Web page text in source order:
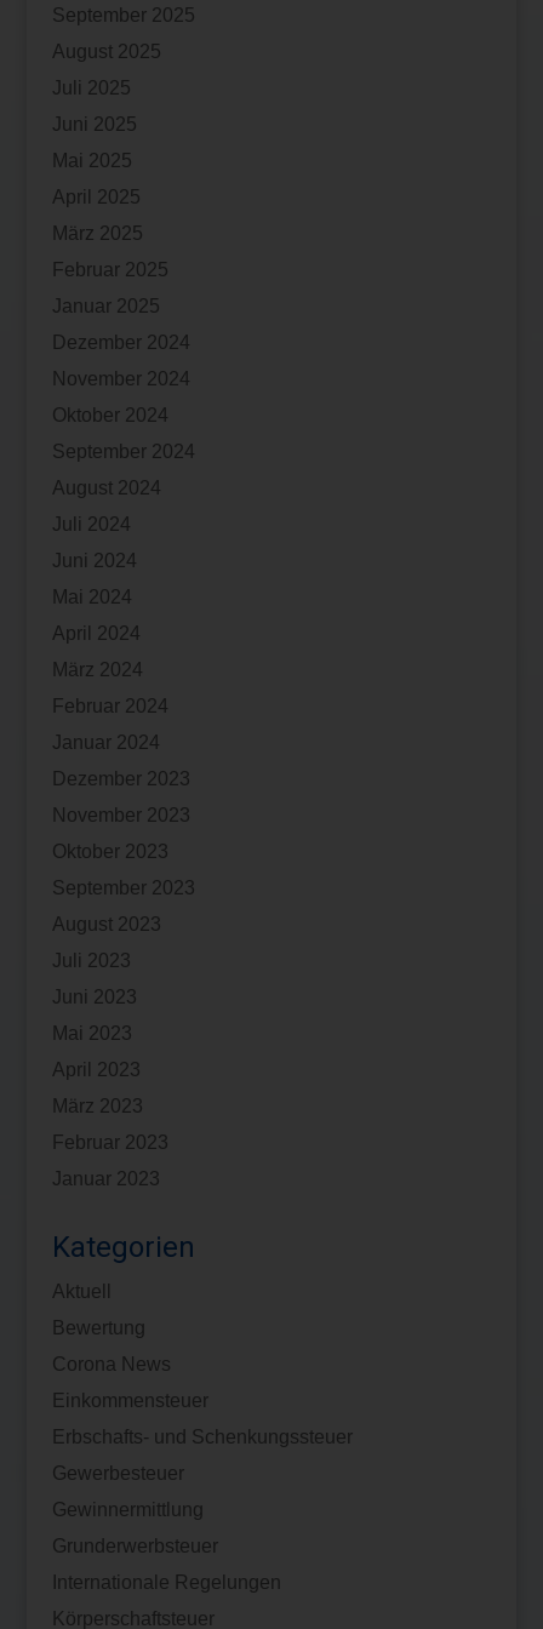
September 2025
August 2025
Juli 2025
Juni 2025
Mai 2025
April 2025
März 2025
Februar 2025
Januar 2025
Dezember 2024
November 2024
Oktober 2024
September 2024
August 2024
Juli 2024
Juni 2024
Mai 2024
April 2024
März 2024
Februar 2024
Januar 2024
Dezember 2023
November 2023
Oktober 2023
September 2023
August 2023
Juli 2023
Juni 2023
Mai 2023
April 2023
März 2023
Februar 2023
Januar 2023
Kategorien
Aktuell
Bewertung
Corona News
Einkommensteuer
Erbschafts- und Schenkungssteuer
Gewerbesteuer
Gewinnermittlung
Grunderwerbsteuer
Internationale Regelungen
Körperschaftsteuer